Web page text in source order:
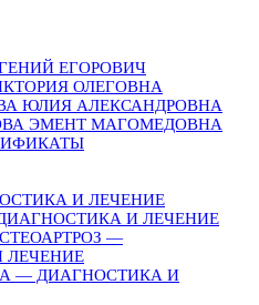
ЕГОРОВИЧ
ОЛЕГОВНА
ЮЛИЯ АЛЕКСАНДРОВНА
ЭМЕНТ МАГОМЕДОВНА
И ЛЕЧЕНИЕ
И ЛЕЧЕНИЕ
—
ЛЕЧЕНИЕ
— ДИАГНОСТИКА И